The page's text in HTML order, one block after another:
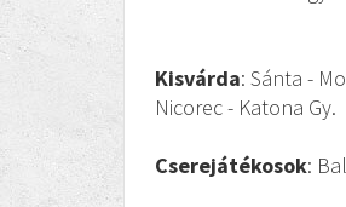
Kisvárda: Sánta -
Nicorec - Katona Gy.
Cserejátékosok: